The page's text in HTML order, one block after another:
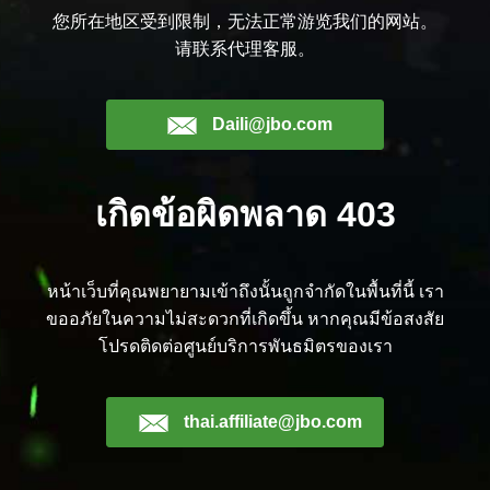
您所在地区受到限制，无法正常游览我们的网站。
请联系代理客服。
Daili@jbo.com
เกิดข้อผิดพลาด 403
หน้าเว็บที่คุณพยายามเข้าถึงนั้นถูกจำกัดในพื้นที่นี้ เรา
ขออภัยในความไม่สะดวกที่เกิดขึ้น หากคุณมีข้อสงสัย
โปรดติดต่อศูนย์บริการพันธมิตรของเรา
thai.affiliate@jbo.com